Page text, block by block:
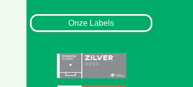
Onze Labels